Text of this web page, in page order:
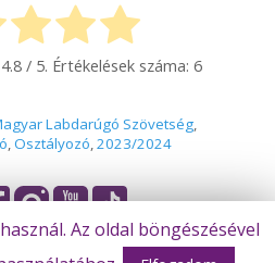
4.8/ 5. Értékelések száma: 6
Labdarúgó Szövetség,
,Osztályozó,2023/2024
Az oldal böngészésével